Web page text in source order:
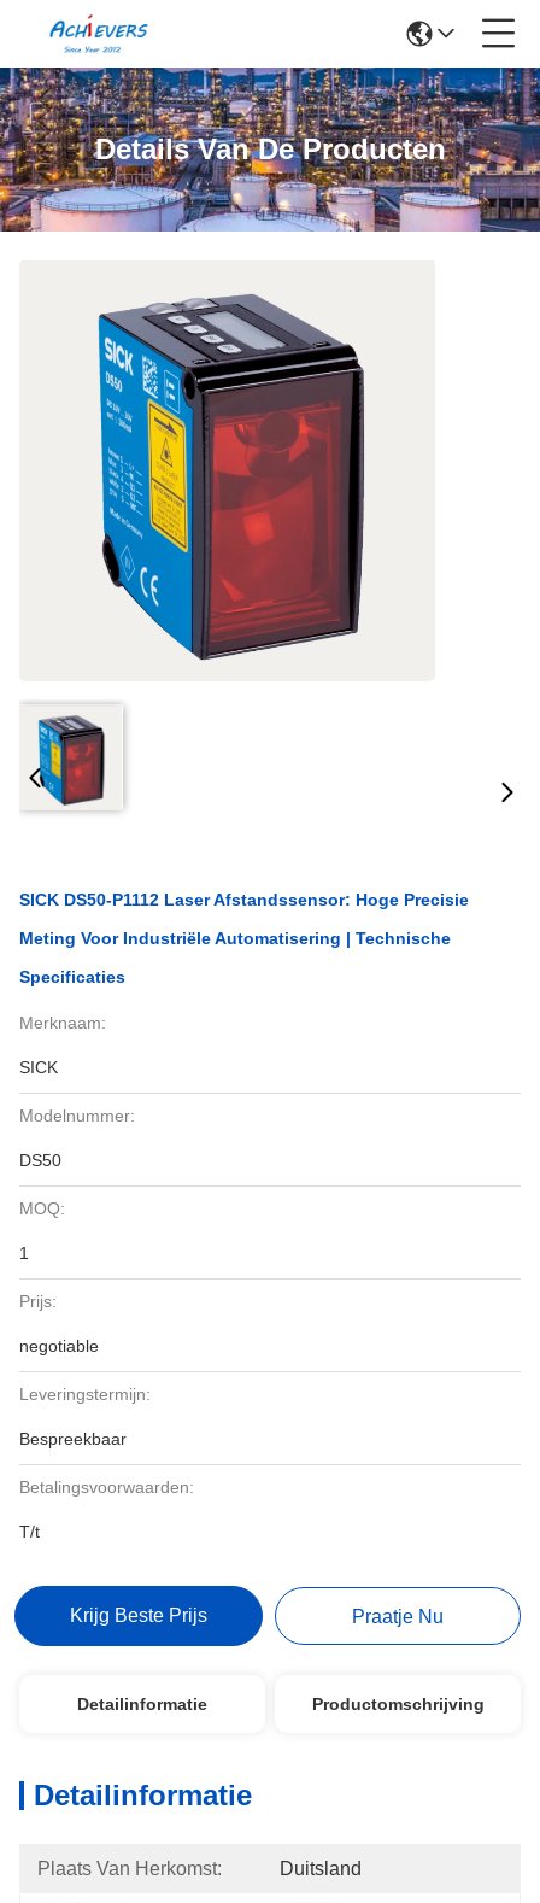
Details Van De Producten
SICK DS50-P1112 Laser Afstandssensor: Hoge Precisie
Meting Voor Industriële Automatisering | Technische
Specificaties
Merknaam:
SICK
Modelnummer:
DS50
MOQ:
1
Prijs:
negotiable
Leveringstermijn:
Bespreekbaar
Betalingsvoorwaarden:
T/t
Krijg Beste Prijs Praatje Nu
Detailinformatie Productomschrijving
Detailinformatie
Plaats Van Herkomst: Duitsland